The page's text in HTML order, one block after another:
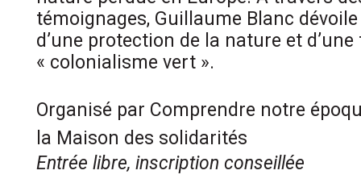
témoignages, Guillaume Blanc
d’une protection de la nature et
« colonialisme vert ».
Organisé par Comprendre notre
la Maison des solidarités
Entrée libre, inscription conseillée